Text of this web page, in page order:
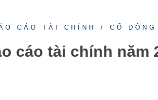
CÁO TÀI CHÍNH CỔ ĐÔNG
cáo tài chính năm